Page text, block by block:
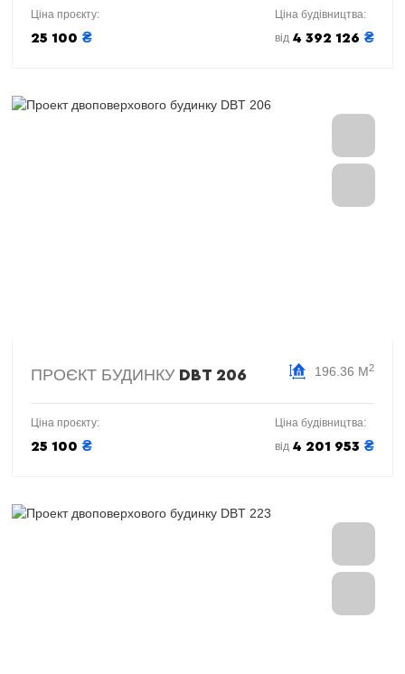
Ціна проєкту:
25 100 ₴
Ціна будівництва:
від 4 392 126 ₴
ПРОЄКТ БУДИНКУ DBT 206 196.36 М2
Ціна проєкту:
25 100 ₴
Ціна будівництва:
від 4 201 953 ₴